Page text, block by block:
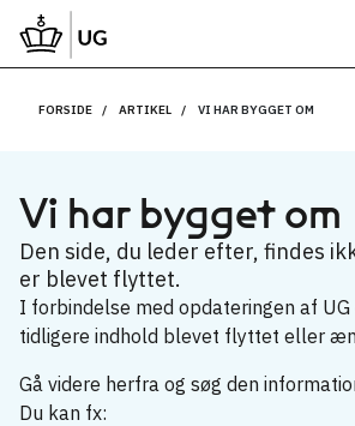
FORSIDE ARTIKEL VI HAR BYGGET OM
Vi har bygget om
Den side, du leder efter, findes
er blevet flyttet.
I forbindelse med opdateringen af
tidligere indhold blevet flyttet eller
Gå videre herfra og søg den
Du kan fx: